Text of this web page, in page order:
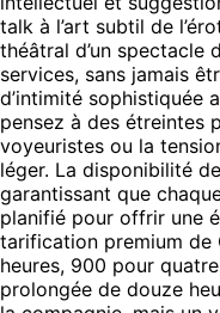
talk à l’art subtil de
théâtral d’un spectacle
services, sans jamais
d’intimité sophistiquée
pensez à des étreintes
voyeuristes ou la
léger. La disponibilité
garantissant que
planifié pour offrir une
tarification premium de
heures, 900 pour
prolongée de douze